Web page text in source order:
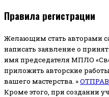
Правила регистрации
Желающим стать авторами
написать заявление о
имя председателя МПЛО
приложить авторские
вашего мастерства. »
Кроме этого, при создании